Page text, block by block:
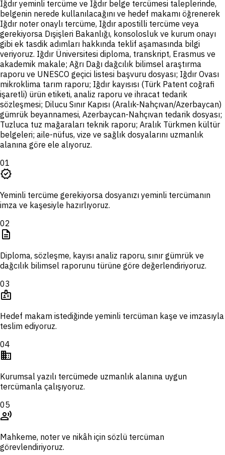
Iğdır yeminli tercüme ve Iğdır belge tercümesi taleplerinde,
belgenin nerede kullanılacağını ve hedef makamı öğrenerek
Iğdır noter onaylı tercüme, Iğdır apostilli tercüme veya
gerekiyorsa Dışişleri Bakanlığı, konsolosluk ve kurum onayı
gibi ek tasdik adımları hakkında teklif aşamasında bilgi
veriyoruz. Iğdır Üniversitesi diploma, transkript, Erasmus ve
akademik makale; Ağrı Dağı dağcılık bilimsel araştırma
raporu ve UNESCO geçici listesi başvuru dosyası; Iğdır Ovası
mikroklima tarım raporu; Iğdır kayısısı (Türk Patent coğrafi
işaretli) ürün etiketi, analiz raporu ve ihracat tedarik
sözleşmesi; Dilucu Sınır Kapısı (Aralık-Nahçıvan/Azerbaycan)
gümrük beyannamesi, Azerbaycan-Nahçıvan tedarik dosyası;
Tuzluca tuz mağaraları teknik raporu; Aralık Türkmen kültür
belgeleri; aile-nüfus, vize ve sağlık dosyalarını uzmanlık
alanına göre ele alıyoruz.
01
verified
Yeminli tercüme gerekiyorsa dosyanızı yeminli tercümanın
imza ve kaşesiyle hazırlıyoruz.
02
description
Diploma, sözleşme, kayısı analiz raporu, sınır gümrük ve
dağcılık bilimsel raporunu türüne göre değerlendiriyoruz.
03
badge
Hedef makam istediğinde yeminli tercüman kaşe ve imzasıyla
teslim ediyoruz.
04
domain
Kurumsal yazılı tercümede uzmanlık alanına uygun
tercümanla çalışıyoruz.
05
record_voice_over
Mahkeme, noter ve nikâh için sözlü tercüman
görevlendiriyoruz.